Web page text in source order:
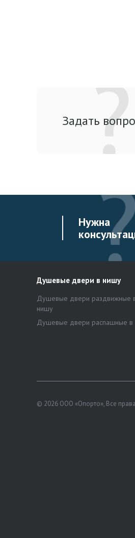
Задать
Нужна
Душевые двери в нишу
Душевые двери раздвижные
нишу
Душевые двери распашные в
© 2026 ООО «Опорто», Все